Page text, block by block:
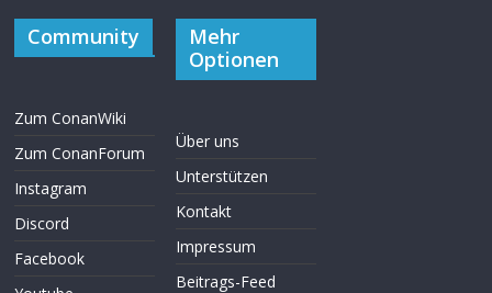
Community
Zum ConanWiki
Zum ConanForum
Instagram
Discord
Facebook
Mehr
Optionen
Über uns
Unterstützen
Kontakt
Impressum
Beitrags-Feed